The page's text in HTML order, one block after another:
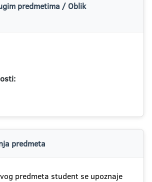
predmetima / Oblik
predmeta
predmeta student se upoznaje